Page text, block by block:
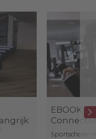
EBOOK
Sportscholen